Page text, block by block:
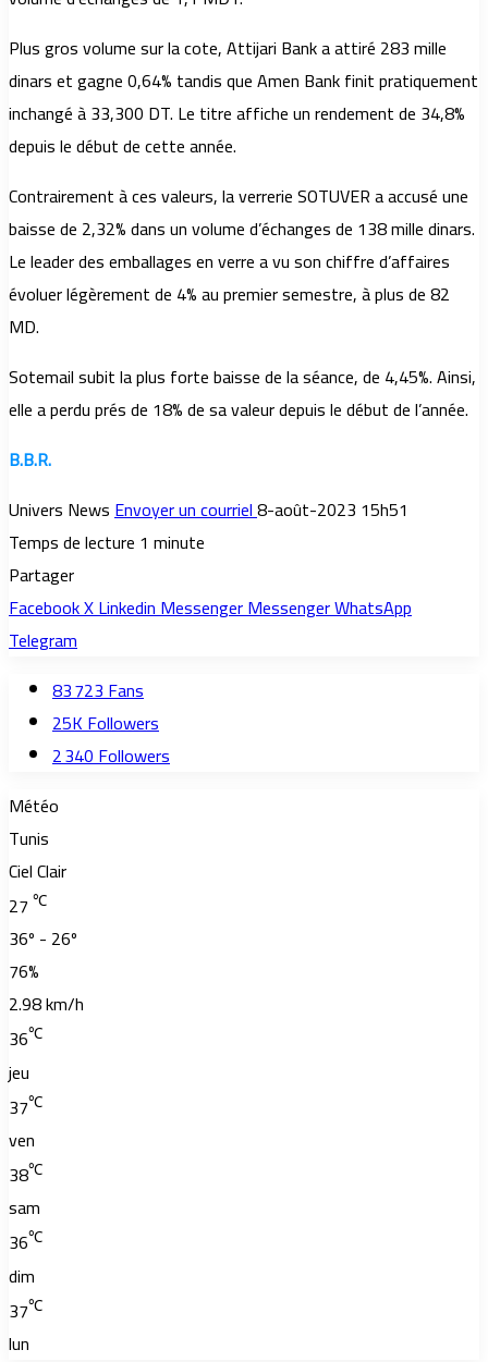
Plus gros volume sur la cote, Attijari Bank a attiré 283 mille
dinars et gagne 0,64% tandis que Amen Bank finit pratiquement
inchangé à 33,300 DT. Le titre affiche un rendement de 34,8%
depuis le début de cette année.
Contrairement à ces valeurs, la verrerie SOTUVER a accusé une
baisse de 2,32% dans un volume d’échanges de 138 mille dinars.
Le leader des emballages en verre a vu son chiffre d’affaires
évoluer légèrement de 4% au premier semestre, à plus de 82
MD.
Sotemail subit la plus forte baisse de la séance, de 4,45%. Ainsi,
elle a perdu prés de 18% de sa valeur depuis le début de l’année.
B.B.R.
Univers NewsEnvoyer un courriel8-août-2023 15h51
Temps de lecture 1 minute
Partager
FacebookXLinkedinMessengerMessengerWhatsApp
Telegram
83 723Fans
25KFollowers
2 340Followers
Météo
Tunis
Ciel Clair
27 ℃
36º - 26º
76%
2.98 km/h
36℃
jeu
37℃
ven
38℃
sam
36℃
dim
37℃
lun